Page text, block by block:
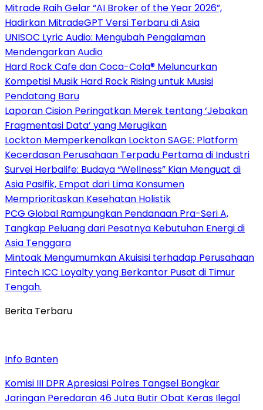
Mitrade Raih Gelar “AI Broker of the Year 2026”,
Hadirkan MitradeGPT Versi Terbaru di Asia
UNISOC Lyric Audio: Mengubah Pengalaman
Mendengarkan Audio
Hard Rock Cafe dan Coca-Cola® Meluncurkan
Kompetisi Musik Hard Rock Rising untuk Musisi
Pendatang Baru
Laporan Cision Peringatkan Merek tentang ‘Jebakan
Fragmentasi Data’ yang Merugikan
Lockton Memperkenalkan Lockton SAGE: Platform
Kecerdasan Perusahaan Terpadu Pertama di Industri
Survei Herbalife: Budaya “Wellness” Kian Menguat di
Asia Pasifik, Empat dari Lima Konsumen
Memprioritaskan Kesehatan Holistik
PCG Global Rampungkan Pendanaan Pra-Seri A,
Tangkap Peluang dari Pesatnya Kebutuhan Energi di
Asia Tenggara
Mintoak Mengumumkan Akuisisi terhadap Perusahaan
Fintech ICC Loyalty yang Berkantor Pusat di Timur
Tengah.
Berita Terbaru
Info Banten
Komisi III DPR Apresiasi Polres Tangsel Bongkar
Jaringan Peredaran 46 Juta Butir Obat Keras Ilegal